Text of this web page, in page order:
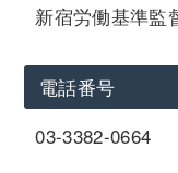
新宿労働基準監
電話番号
03-3382-0664